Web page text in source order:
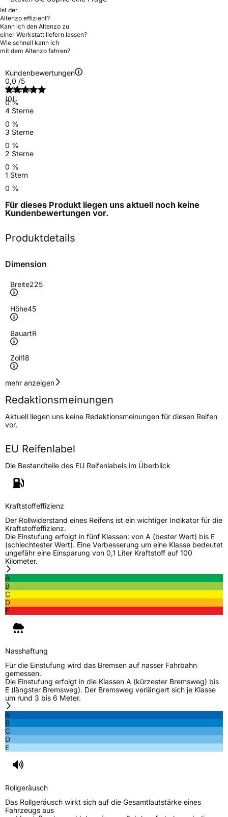
Ist der
Altenzo effizient?
Kann ich den Altenzo zu
einer Werkstatt liefern lassen?
Wie schnell kann ich
mit dem Altenzo fahren?
Kundenbewertungen
0,0 /5
(0)
5 Sterne
0 %
4 Sterne
0 %
3 Sterne
0 %
2 Sterne
0 %
1 Stern
0 %
Für dieses Produkt liegen uns aktuell noch keine
Kundenbewertungen vor.
Produktdetails
Dimension
Breite225
Höhe45
BauartR
Zoll18
Geschwindigkeitsindex
Höchstgeschwindigkeit
240 km/h
Lastindex95
Höchstlast690 kg
Generelle Merkmale
Fahrzeugtyp
VerwendungWinterreifen
ModellnameSports Tempest V
FahrzeugartPKW & SUV
Weitere Eigenschaften
SchlauchtypTL
ZustandNeureifen
M+S
VerstärktXL
EU Label
EffizienzD
Fahrzeugklasse
3PMSF / Schneeflockensymbol / Alpine-Symbol
mehr anzeigen
Redaktionsmeinungen
Aktuell liegen uns keine Redaktionsmeinungen für diesen Reifen
vor.
EU Reifenlabel
Die Bestandteile des EU Reifenlabels im Überblick
Kraftstoffeffizienz
Der Rollwiderstand eines Reifens ist ein wichtiger Indikator für die
Kraftstoffeffizienz.
Die Einstufung erfolgt in fünf Klassen: von A (bester Wert) bis E
(schlechtester Wert). Eine Verbesserung um eine Klasse bedeutet
ungefähr eine Einsparung von 0,1 Liter Kraftstoff auf 100
Kilometer.
A
B
C
D
E
Nasshaftung
Für die Einstufung wird das Bremsen auf nasser Fahrbahn
gemessen.
Die Einstufung erfolgt in die Klassen A (kürzester Bremsweg) bis
E (längster Bremsweg). Der Bremsweg verlängert sich je Klasse
um rund 3 bis 6 Meter.
A
B
C
D
E
Rollgeräusch
Das Rollgeräusch wirkt sich auf die Gesamtlautstärke eines
Fahrzeugs aus